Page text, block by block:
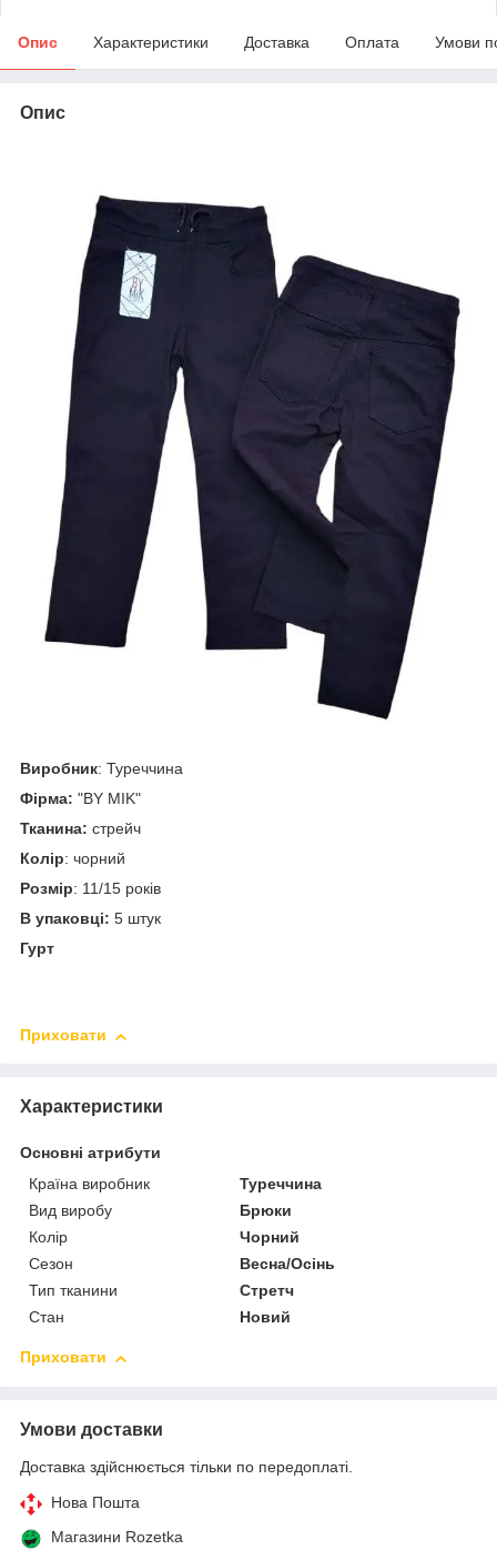
Опис Характеристики Доставка Оплата Умови
Опис
Виробник: Туреччина
Фірма: "BY MIK"
Тканина: стрейч
Колір: чорний
Розмір: 11/15 років
В упаковці: 5 штук
Гурт
Приховати
Характеристики
Основні атрибути
Країна виробник
Туреччина
Вид виробу
Брюки
Колір
Чорний
Сезон
Весна/Осінь
Тип тканини
Стретч
Стан
Новий
Приховати
Умови доставки
Доставка здійснюється тільки по передоплаті.
Нова Пошта
Магазини Rozetka